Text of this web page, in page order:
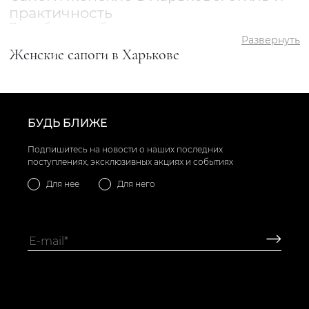
Женские сапоги в Харькове
практичность
По удобству эта обувь вне конкуренции, поскольку в
холода она согревает не только стопу, но и икры. К тому
же сапожки садятся по ноге лучше другой обуви.
Модели с застежками плотно облегают икры. Изделия,
способности держать форму. Высокие модели
В интернет-магазине Vitto Rossi можно купить сапоги
производитель выпускает демисезонные модели:
из мягкой эластичной кожи;
без подкладки или с тонким слоем утеплителя;
на тонкой подошве с изящным каблуком.
Совсем другое дело зимние женские сапоги — Харьков
высокое голенище из плотного материала;
теплая меховая подкладка по всей длине;
Развернуть
БУДЬ БЛИЖЕ
Подпишитесь на новости о наших последних
поступлениях, эксклюзивных акциях и событиях
Для нее Для него